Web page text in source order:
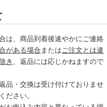
は、商品到着後速やかにご連絡
がある場合 またはご注文とは違
き
、返品には応じかねますので
品・交換は受け付けておりませ
ださい。